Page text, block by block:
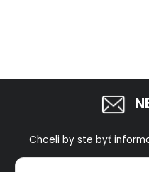
Chceli by ste byť